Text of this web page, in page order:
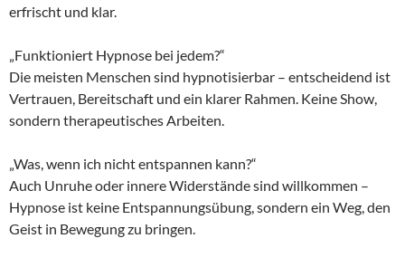
erfrischt und klar.
„Funktioniert Hypnose bei jedem?“
Die meisten Menschen sind hypnotisierbar – entscheidend ist
Vertrauen, Bereitschaft und ein klarer Rahmen. Keine Show,
sondern therapeutisches Arbeiten.
„Was, wenn ich nicht entspannen kann?“
Auch Unruhe oder innere Widerstände sind willkommen –
Hypnose ist keine Entspannungsübung, sondern ein Weg, den
Geist in Bewegung zu bringen.